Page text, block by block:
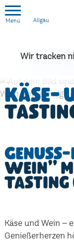
Allgäu
Wir tracken
Käse-
Wein"
Käse und Wein –
Genießerherzen